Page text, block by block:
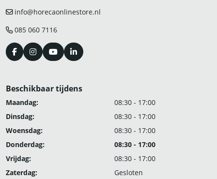
info@horecaonlinestore.nl
085 060 7116
Beschikbaar tijdens
Maandag:
08:30 - 17:00
Dinsdag:
08:30 - 17:00
Woensdag:
08:30 - 17:00
Donderdag:
08:30 - 17:00
Vrijdag:
08:30 - 17:00
Zaterdag:
Gesloten